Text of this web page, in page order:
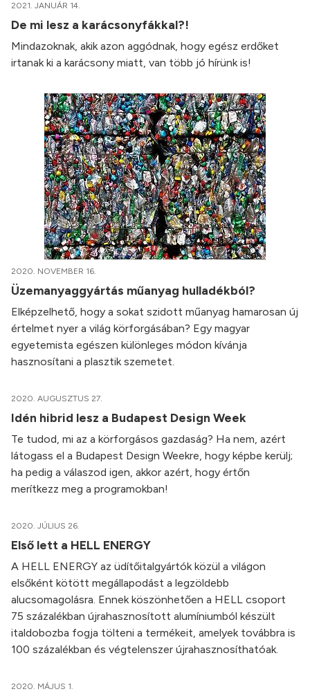
2021. JANUÁR 14.
De mi lesz a karácsonyfákkal?!
Mindazoknak, akik azon aggódnak, hogy egész erdőket
irtanak ki a karácsony miatt, van több jó hírünk is!
2020. NOVEMBER 16.
Üzemanyaggyártás műanyag hulladékból?
Elképzelhető, hogy a sokat szidott műanyag hamarosan új
értelmet nyer a világ körforgásában? Egy magyar
egyetemista egészen különleges módon kívánja
hasznosítani a plasztik szemetet.
2020. AUGUSZTUS 27.
Idén hibrid lesz a Budapest Design Week
Te tudod, mi az a körforgásos gazdaság? Ha nem, azért
látogass el a Budapest Design Weekre, hogy képbe kerülj;
ha pedig a válaszod igen, akkor azért, hogy értőn
merítkezz meg a programokban!
2020. JÚLIUS 26.
Első lett a HELL ENERGY
A HELL ENERGY az üdítőitalgyártók közül a világon
elsőként kötött megállapodást a legzöldebb
alucsomagolásra. Ennek köszönhetően a HELL csoport
75 százalékban újrahasznosított alumíniumból készült
italdobozba fogja tölteni a termékeit, amelyek továbbra is
100 százalékban és végtelenszer újrahasznosíthatóak.
2020. MÁJUS 1.